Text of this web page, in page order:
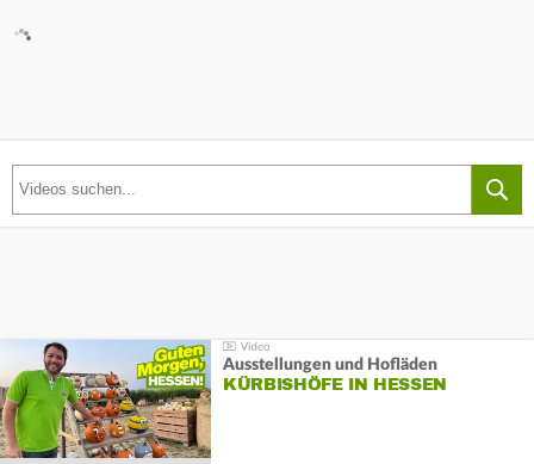
Ausstellungen und Hofläden
KÜRBISHÖFE IN HESSEN